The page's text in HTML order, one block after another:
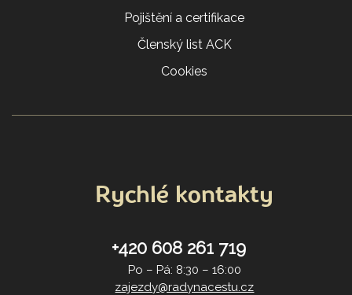
Pojištění a certifikace
Členský list ACK
Cookies
Rychlé kontakty
+420 608 261 719
Po – Pá: 8:30 – 16:00
zajezdy@radynacestu.cz